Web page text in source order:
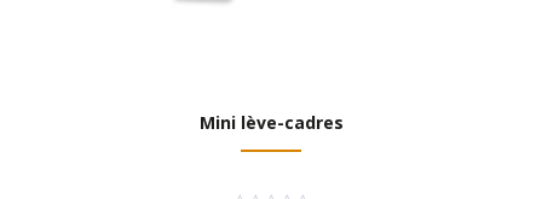
Mini lève-cadres